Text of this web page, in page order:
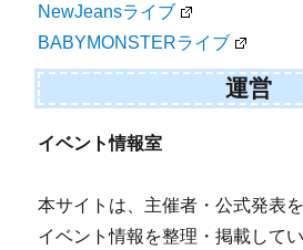
NewJeansライブ
BABYMONSTERライブ
運営
イベント情報室
本サイトは、主催者・公式発表
イベント情報を整理・掲載してい